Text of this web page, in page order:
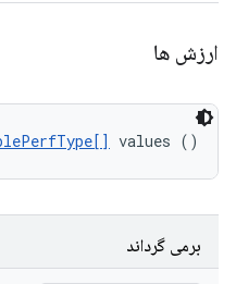
ارزش ها
values ()
برمی گرداند